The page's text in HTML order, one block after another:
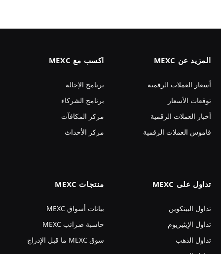
المزيد عن MEXC
أسعار العملات الرقمية
توقعات الأسعار
أخبار العملات الرقمية
قاموس العملات الرقمية
اكسب مع MEXC
برنامج الإحالة
برنامج الشركاء
مركز المكافآت
مركز الأحداث
تداول على MEXC
تداول البيتكوين
تداول الإيثيريوم
تداول الذهب
منتجات MEXC
بيانات أسواق MEXC
حاسبة ضرائب MEXC
سوق MEXC ما قبل الإدراج